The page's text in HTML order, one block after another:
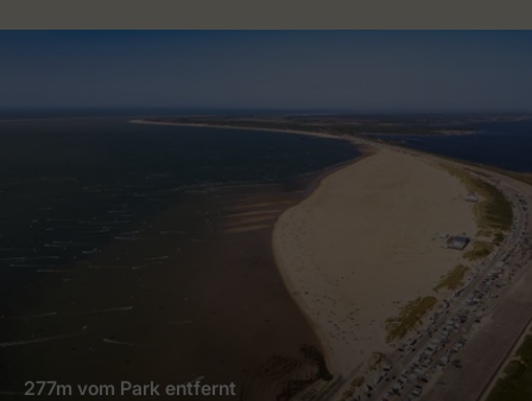
277m vom Park entfernt